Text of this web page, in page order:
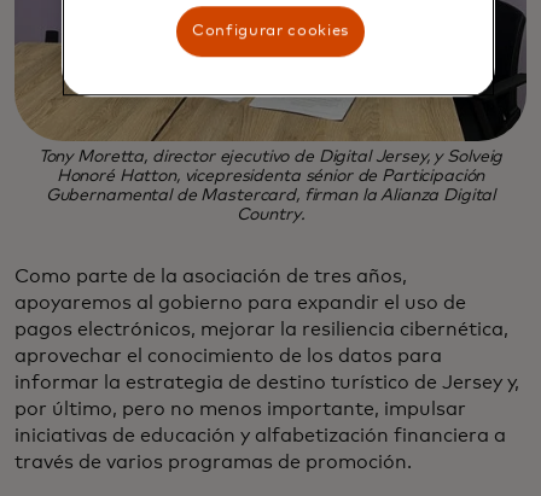
Tony Moretta, director ejecutivo de Digital Jersey, y Solveig
Honoré Hatton, vicepresidenta sénior de Participación
Gubernamental de Mastercard, firman la Alianza Digital
Country.
Como parte de la asociación de tres años,
apoyaremos al gobierno para expandir el uso de
pagos electrónicos, mejorar la resiliencia cibernética,
aprovechar el conocimiento de los datos para
informar la estrategia de destino turístico de Jersey y,
por último, pero no menos importante, impulsar
iniciativas de educación y alfabetización financiera a
través de varios programas de promoción.
Configurar cookies